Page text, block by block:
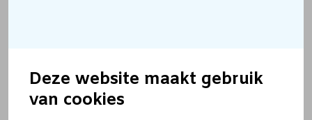
Deze website maakt gebruik
van cookies